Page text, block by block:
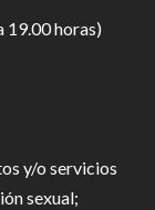
19.00 horas)
y/o servicios
sexual;